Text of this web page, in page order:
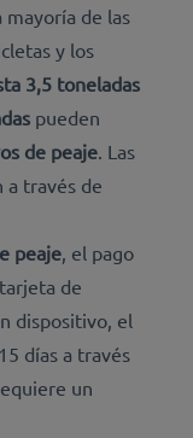
mayoría de las
y los
3,5 toneladas
pueden
de peaje . Las
a través de
peaje , el pago
de
dispositivo, el
días a través
un